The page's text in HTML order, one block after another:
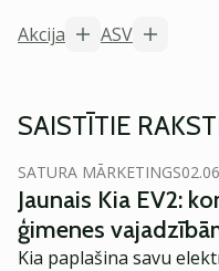
Akcija
ASV
SAISTĪTIE
SATURA MĀRKETINGS
Jaunais Kia EV2:
ģimenes
Kia paplašina savu